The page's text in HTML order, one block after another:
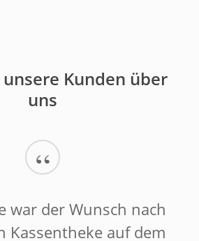
unsere Kunden über
uns
“
war der Wunsch nach
Kassentheke auf dem